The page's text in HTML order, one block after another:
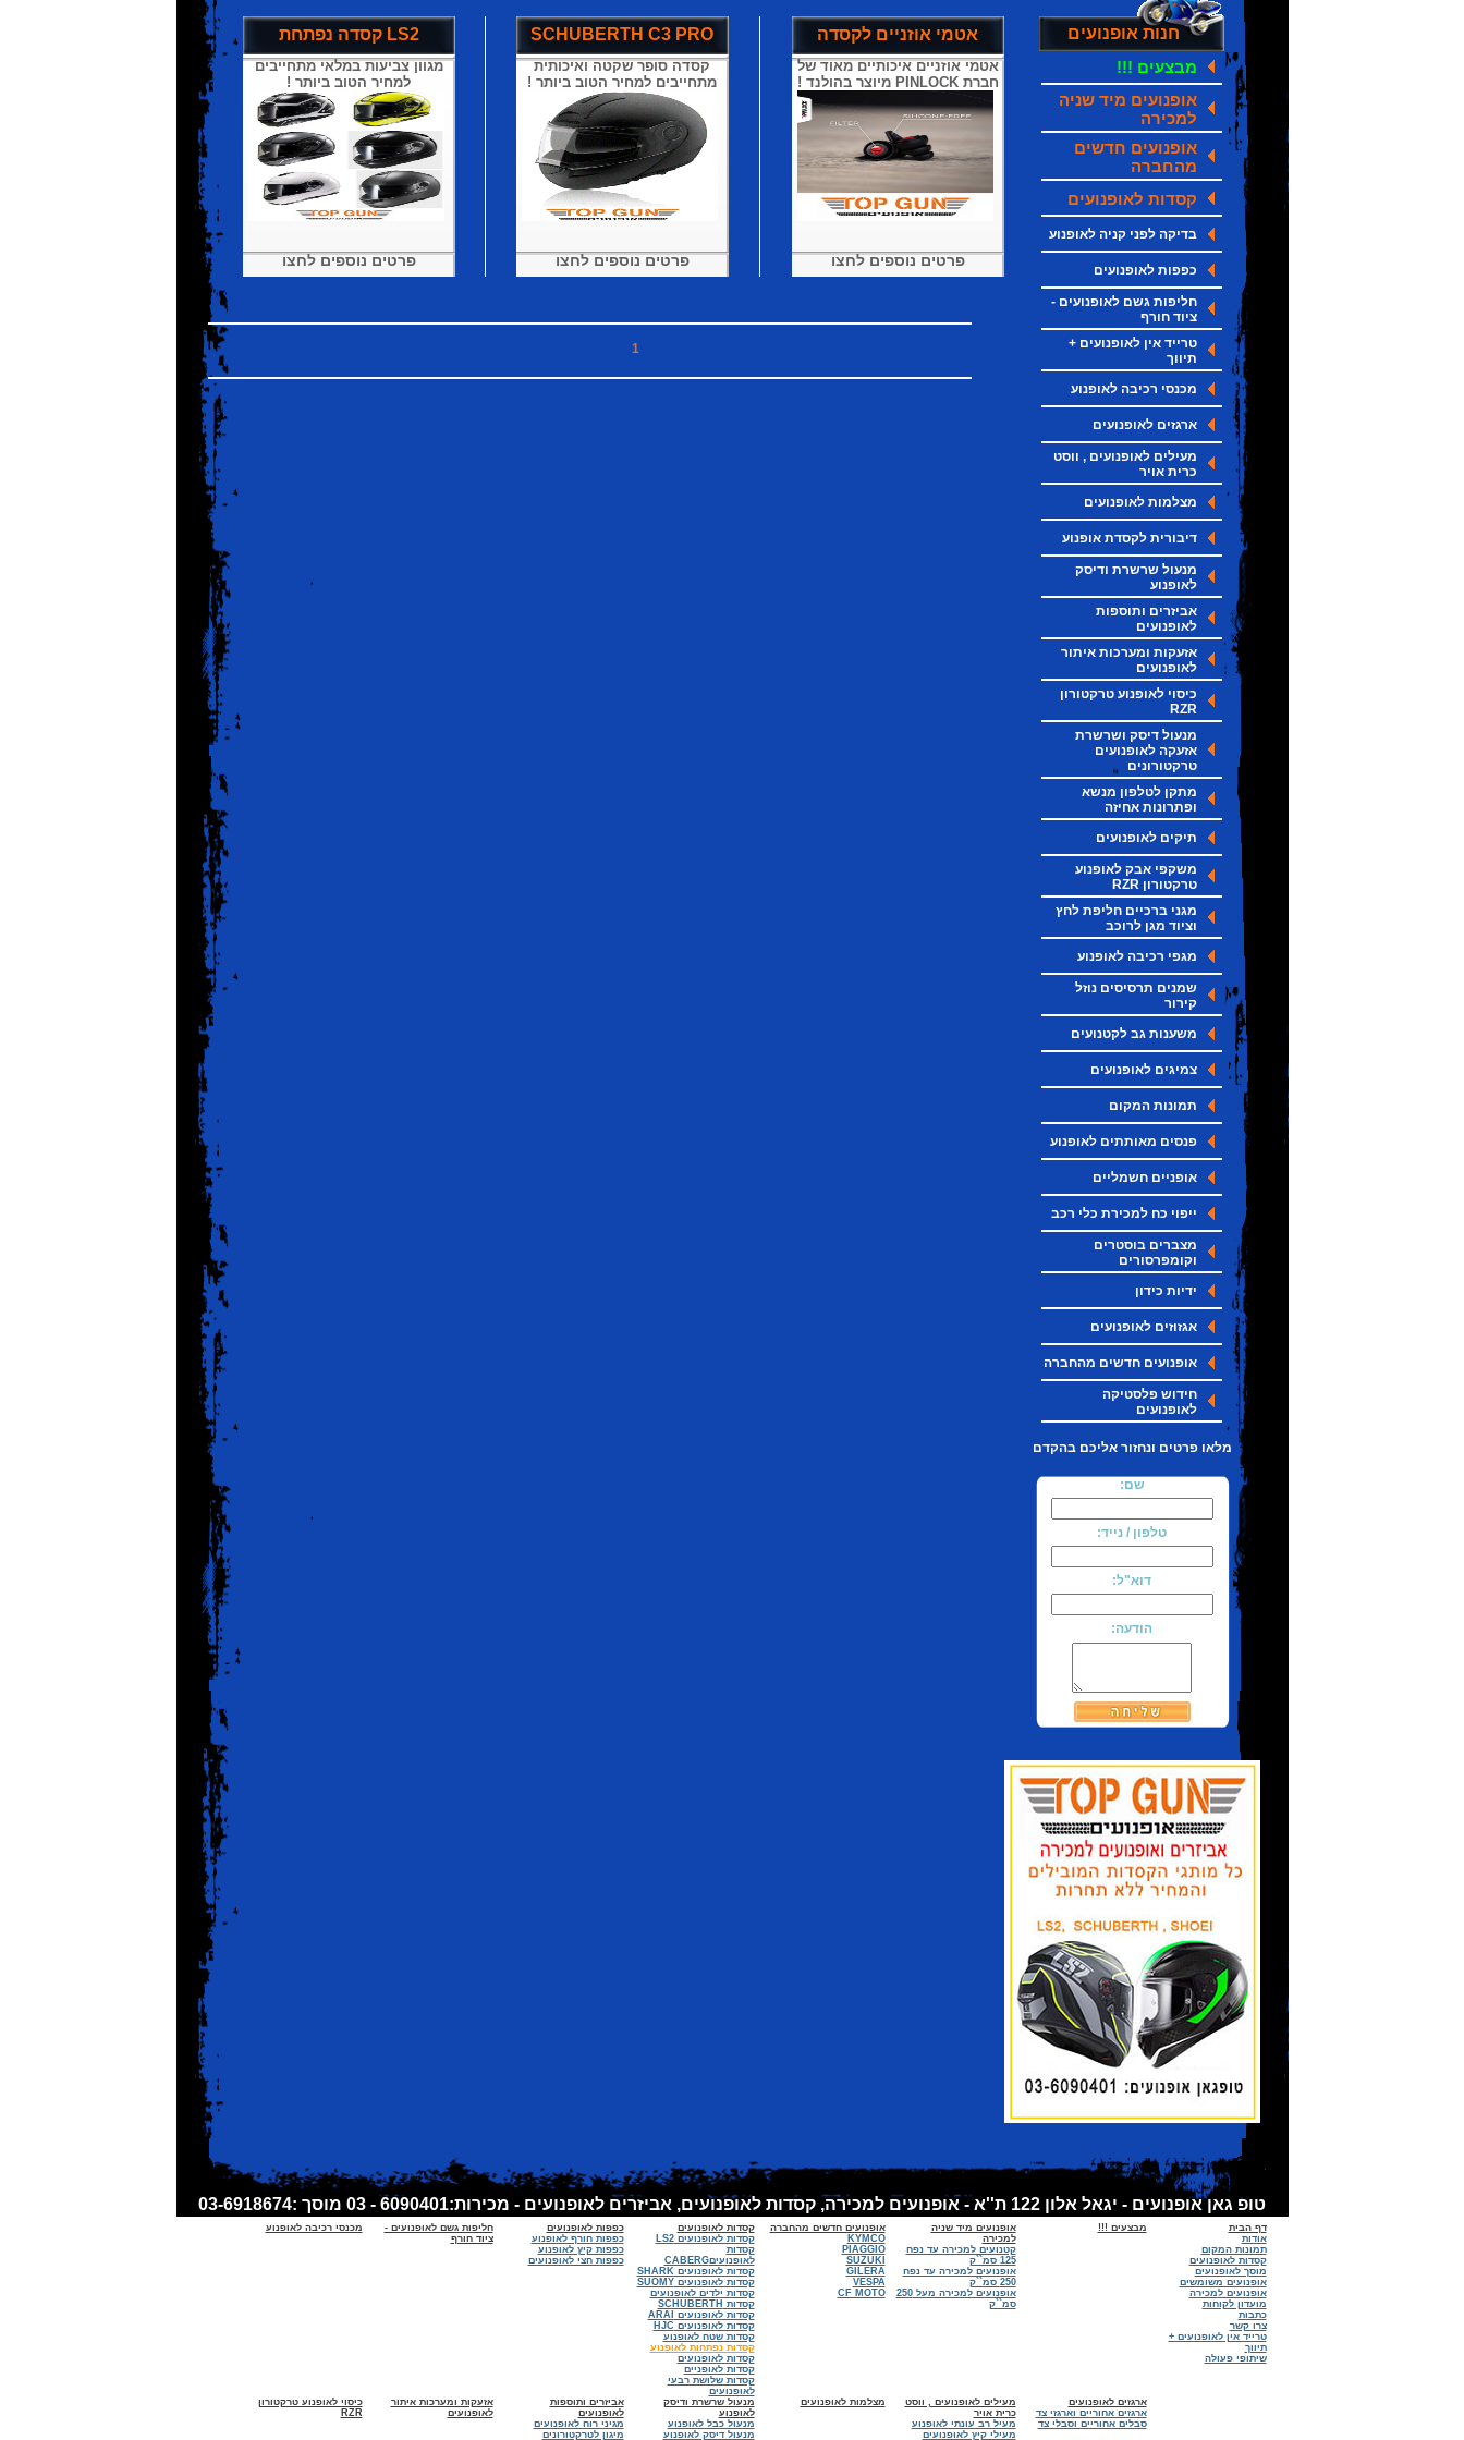
קסדה נפתחת LS2
מגוון צביעות במלאי מתחייבים
למחיר הטוב ביותר !
פרטים נוספים לחצו
SCHUBERTH C3 PRO
קסדה סופר שקטה ואיכותית
מתחייבים למחיר הטוב ביותר !
פרטים נוספים לחצו
אטמי אוזניים לקסדה
אטמי אוזניים איכותיים מאוד של
חברת PINLOCK מיוצר בהולנד !
פרטים נוספים לחצו
1
חנות אופנועים
מבצעים !!!
אופנועים מיד שניה
למכירה
אופנועים חדשים
מהחברה
קסדות לאופנועים
בדיקה לפני קניה לאופנוע
כפפות לאופנועים
חליפות גשם לאופנועים -
ציוד חורף
טרייד אין לאופנועים +
תיווך
מכנסי רכיבה לאופנוע
ארגזים לאופנועים
מעילים לאופנועים , ווסט
כרית אויר
מצלמות לאופנועים
דיבורית לקסדת אופנוע
מנעול שרשרת ודיסק
לאופנוע
אביזרים ותוספות
לאופנועים
אזעקות ומערכות איתור
לאופנועים
כיסוי לאופנוע טרקטורון
RZR
מנעול דיסק ושרשרת
אזעקה לאופנועים
טרקטורונים
מתקן לטלפון מנשא
ופתרונות אחיזה
תיקים לאופנועים
משקפי אבק לאופנוע
טרקטורון RZR
מגני ברכיים חליפת לחץ
וציוד מגן לרוכב
מגפי רכיבה לאופנוע
שמנים תרסיסים נוזל
קירור
משענות גב לקטנועים
צמיגים לאופנועים
תמונות המקום
פנסים מאותתים לאופנוע
אופניים חשמליים
ייפוי כח למכירת כלי רכב
מצברים בוסטרים
וקומפרסורים
ידיות כידון
אגזוזים לאופנועים
אופנועים חדשים מהחברה
חידוש פלסטיקה
לאופנועים
מלאו פרטים ונחזור אליכם בהקדם
שם:
טלפון / נייד:
דוא"ל:
הודעה:
טופ גאן אופנועים - יגאל אלון 122 ת''א - אופנועים למכירה, קסדות לאופנועים, אביזרים לאופנועים - מכירות:6090401 - 03 מוסך :03-6918674
דף הבית
אודות
תמונות המקום
קסדות לאופנועים
מוסך לאופנועים
אופנועים משומשים
אופנועים למכירה
מועדון לקוחות
כתבות
צרו קשר
טרייד אין לאופנועים +
תיווך
שיתופי פעולה
מבצעים !!!
אופנועים מיד שניה
למכירה
קטנועים למכירה עד נפח
125 סמ``ק
אופנועים למכירה עד נפח
250 סמ``ק
אופנועים למכירה מעל 250
סמ``ק
אופנועים חדשים מהחברה
KYMCO
PIAGGIO
SUZUKI
GILERA
VESPA
CF MOTO
קסדות לאופנועים
קסדות לאופנועים LS2
קסדות
לאופנועיםCABERG
קסדות לאופנועים SHARK
קסדות לאופנועים SUOMY
קסדות ילדים לאופנועים
קסדות SCHUBERTH
קסדות לאופנועים ARAI
קסדות לאופנועים HJC
קסדות שטח לאופנוע
קסדות נפתחות לאופנוע
קסדות לאופנועים
קסדות לאופניים
קסדות שלושת רבעי
לאופנועים
כפפות לאופנועים
כפפות חורף לאופנוע
כפפות קיץ לאופנוע
כפפות חצי לאופנועים
חליפות גשם לאופנועים -
ציוד חורף
מכנסי רכיבה לאופנוע
ארגזים לאופנועים
ארגזים אחוריים וארגזי צד
סבלים אחוריים וסבלי צד
מעילים לאופנועים , ווסט
כרית אויר
מעיל רב עונתי לאופנוע
מעילי קיץ לאופנועים
מצלמות לאופנועים
מנעול שרשרת ודיסק
לאופנוע
מנעול כבל לאופנוע
מנעול דיסק לאופנוע
אביזרים ותוספות
לאופנועים
מגיני רוח לאופנועים
מיגון לטרקטורונים
אזעקות ומערכות איתור
לאופנועים
כיסוי לאופנוע טרקטורון
RZR